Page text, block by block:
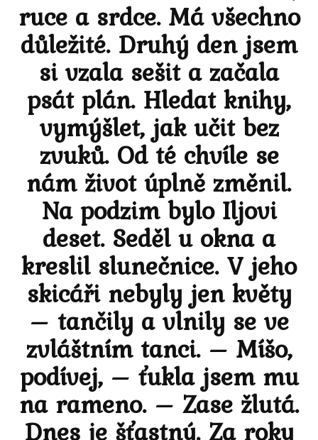
ruce a srdce. Má všechno
důležité. Druhý den jsem
si vzala sešit a začala
psát plán. Hledat knihy,
vymýšlet, jak učit bez
zvuků. Od té chvíle se
nám život úplně změnil.
Na podzim bylo Iljovi
deset. Seděl u okna a
kreslil slunečnice. V jeho
skicáři nebyly jen květy
– tančily a vlnily se ve
zvláštním tanci. – Míšo,
podívej, – ťukla jsem mu
na rameno. – Zase žlutá.
Dnes je šťastný. Za roky